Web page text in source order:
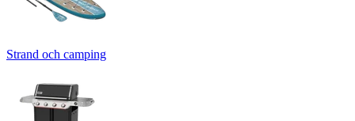
Strand och camping